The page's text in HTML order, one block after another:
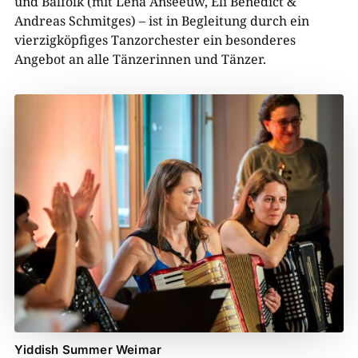
Andreas Schmitges) – ist in Begleitung durch ein
vierzigköpfiges Tanzorchester ein besonderes
Angebot an alle Tänzerinnen und Tänzer.
Yiddish Summer Weimar